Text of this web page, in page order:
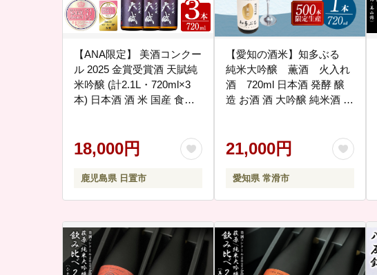
【ANA限定】 美酒コンクー
ル 2025 金賞受賞酒 天賦純
米吟醸 (計2.1L・720ml×3
本) 日本酒 酒 米 国産 食中
18,000円
鹿児島県 日置市
【愛知の酒米】知多ぶる
純米大吟醸 薫酒 火入れ
酒 720ml 日本酒 発酵 醸
造 お酒 酒 大吟醸 純米酒 純
正月 愛知県 常滑市
21,000円
愛知県 常滑市